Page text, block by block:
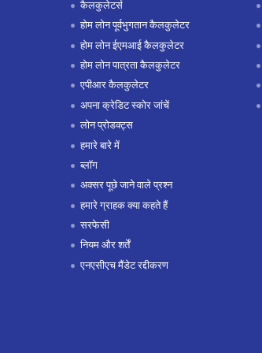
कैलकुलेटर्स
होम लोन पूर्वभुगतान कैलकुलेटर
होम लोन ईएमआई कैलकुलेटर
होम लोन पात्रता कैलकुलेटर
एपीआर कैलकुलेटर
अपना क्रेडिट स्कोर जांचें
लोन प्रोडक्ट्स
हमारे बारे में
ब्लॉग
अक्सर पूछे जाने वाले प्रश्न
हमारे ग्राहक क्या कहते हैं
सरफेसी
नियम और शर्तें
एनएसीएच मैंडेट रद्दीकरण